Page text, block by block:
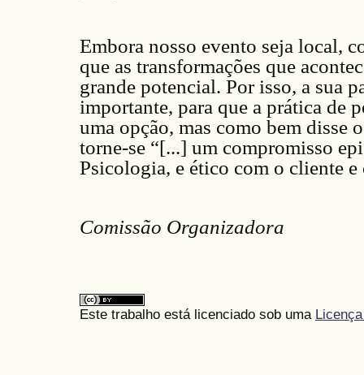
Embora nosso evento seja local,
que as transformações que
grande potencial. Por isso, a sua
importante, para que a prática de
uma opção, mas como bem disse
torne-se “[...] um compromisso
Psicologia, e ético com o cliente e
Comissão Organizadora
Este trabalho está licenciado sob uma